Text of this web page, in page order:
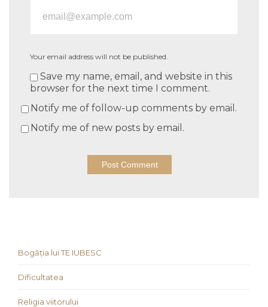
Your email address will not be published.
Save my name, email, and website in this
browser for the next time I comment.
Notify me of follow-up comments by email.
Notify me of new posts by email.
Bogăția lui TE IUBESC
Dificultatea
Religia viitorului